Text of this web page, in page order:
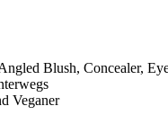
Blush, Concealer,
Veganer